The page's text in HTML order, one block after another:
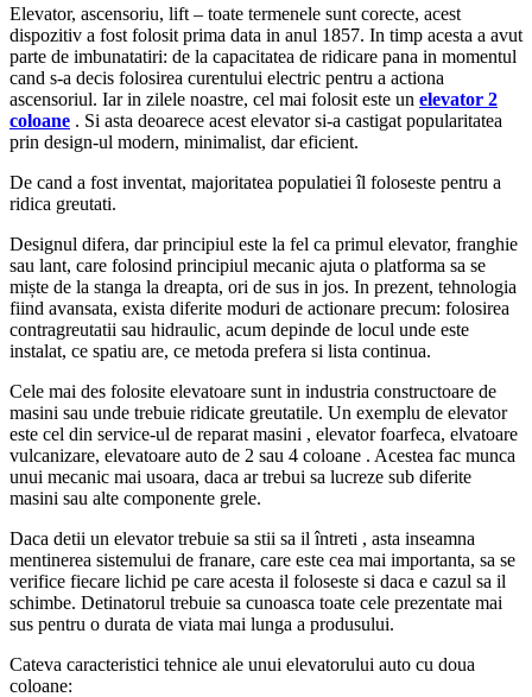
Elevator, ascensoriu, lift – toate termenele sunt corecte, acest
dispozitiv a fost folosit prima data in anul 1857. In timp acesta a avut
parte de imbunatatiri: de la capacitatea de ridicare pana in momentul
cand s-a decis folosirea curentului electric pentru a actiona
ascensoriul. Iar in zilele noastre, cel mai folosit este un elevator 2
coloane . Si asta deoarece acest elevator si-a castigat popularitatea
prin design-ul modern, minimalist, dar eficient.
De cand a fost inventat, majoritatea populatiei îl foloseste pentru a
ridica greutati.
Designul difera, dar principiul este la fel ca primul elevator, franghie
sau lant, care folosind principiul mecanic ajuta o platforma sa se
miște de la stanga la dreapta, ori de sus in jos. In prezent, tehnologia
fiind avansata, exista diferite moduri de actionare precum: folosirea
contragreutatii sau hidraulic, acum depinde de locul unde este
instalat, ce spatiu are, ce metoda prefera si lista continua.
Cele mai des folosite elevatoare sunt in industria constructoare de
masini sau unde trebuie ridicate greutatile. Un exemplu de elevator
este cel din service-ul de reparat masini , elevator foarfeca, elvatoare
vulcanizare, elevatoare auto de 2 sau 4 coloane . Acestea fac munca
unui mecanic mai usoara, daca ar trebui sa lucreze sub diferite
masini sau alte componente grele.
Daca detii un elevator trebuie sa stii sa il întreti , asta inseamna
mentinerea sistemului de franare, care este cea mai importanta, sa se
verifice fiecare lichid pe care acesta il foloseste si daca e cazul sa il
schimbe. Detinatorul trebuie sa cunoasca toate cele prezentate mai
sus pentru o durata de viata mai lunga a produsului.
Cateva caracteristici tehnice ale unui elevatorului auto cu doua
coloane: